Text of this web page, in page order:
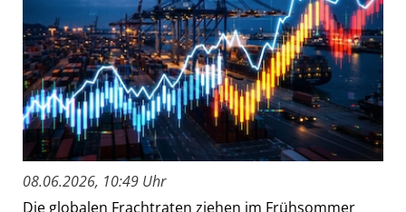
08.06.2026, 10:49 Uhr
Die globalen Frachtraten ziehen im Frühsommer